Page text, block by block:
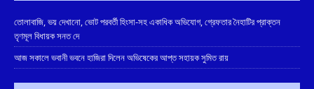
তোলাবাজি, ভয় দেখানো, ভোট পরবর্তী হিংসা-সহ একাধিক অভিযোগ, গ্রেফতার নৈহাটির প্রাক্তন
তৃণমূল বিধায়ক সনত দে
আজ সকালে ভবানী ভবনে হাজিরা দিলেন অভিষেকের আপ্ত সহায়ক সুমিত রায়